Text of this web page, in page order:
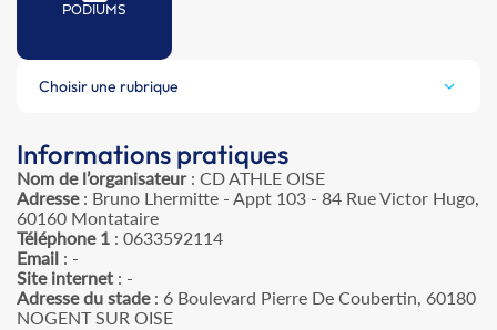
PODIUMS
Choisir une rubrique
Informations pratiques
Nom de l’organisateur: CD ATHLE OISE
Adresse: Bruno Lhermitte - Appt 103 - 84 Rue Victor Hugo,
60160 Montataire
Téléphone 1 : 0633592114
Email : -
Site internet : -
Adresse du stade: 6 Boulevard Pierre De Coubertin, 60180
NOGENT SUR OISE